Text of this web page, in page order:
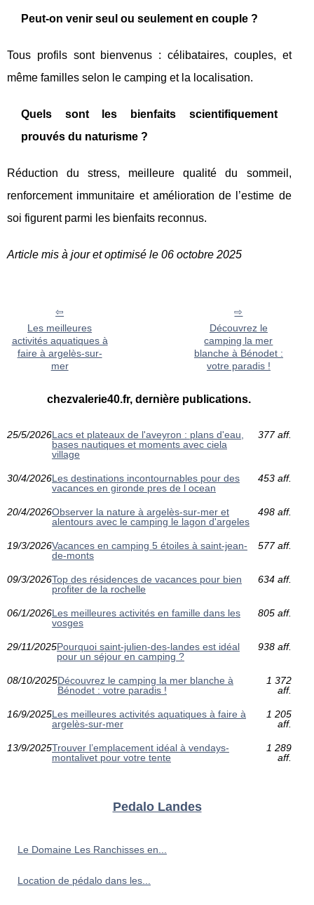
Peut-on venir seul ou seulement en couple ?
Tous profils sont bienvenus : célibataires, couples, et
même familles selon le camping et la localisation.
Quels sont les bienfaits scientifiquement
prouvés du naturisme ?
Réduction du stress, meilleure qualité du sommeil,
renforcement immunitaire et amélioration de l’estime de
soi figurent parmi les bienfaits reconnus.
Article mis à jour et optimisé le 06 octobre 2025
Les meilleures
activités aquatiques à
faire à argelès-sur-
mer
Découvrez le
camping la mer
blanche à Bénodet :
votre paradis !
chezvalerie40.fr, dernière publications.
25/5/2026Lacs et plateaux de l'aveyron : plans d'eau,
bases nautiques et moments avec ciela
village
377 aff.
30/4/2026Les destinations incontournables pour des
vacances en gironde pres de l ocean
453 aff.
20/4/2026Observer la nature à argelès-sur-mer et
alentours avec le camping le lagon d'argeles
498 aff.
19/3/2026Vacances en camping 5 étoiles à saint-jean-
de-monts
577 aff.
09/3/2026Top des résidences de vacances pour bien
profiter de la rochelle
634 aff.
06/1/2026Les meilleures activités en famille dans les
vosges
805 aff.
29/11/2025Pourquoi saint-julien-des-landes est idéal
pour un séjour en camping ?
938 aff.
08/10/2025Découvrez le camping la mer blanche à
Bénodet : votre paradis !
1 372
aff.
16/9/2025Les meilleures activités aquatiques à faire à
argelès-sur-mer
1 205
aff.
13/9/2025Trouver l’emplacement idéal à vendays-
montalivet pour votre tente
1 289
aff.
Pedalo Landes
Le Domaine Les Ranchisses en...
Location de pédalo dans les...